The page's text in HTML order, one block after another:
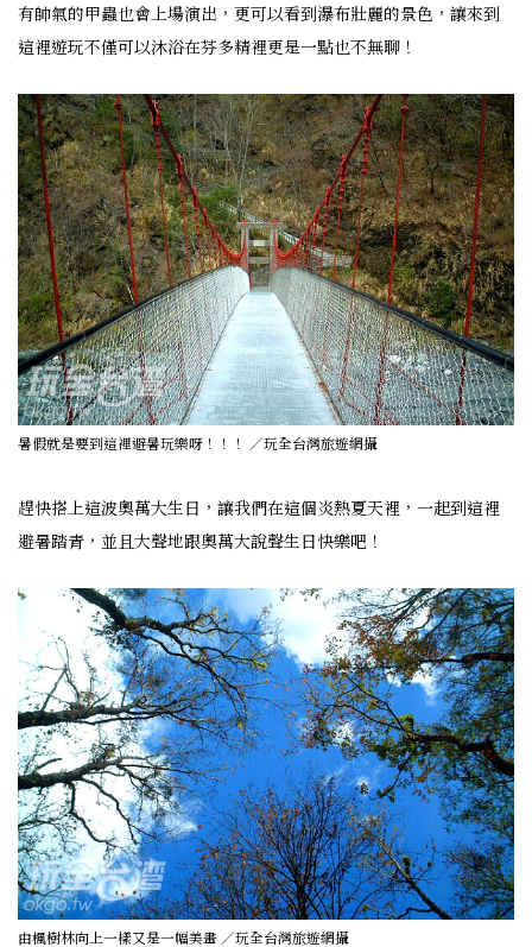
有帥氣的甲蟲也會上場演出，更可以看到瀑布壯麗的景色，讓來到
這裡遊玩不僅可以沐浴在芬多精裡更是一點也不無聊！
暑假就是要到這裡避暑玩樂呀！！！ ／玩全台灣旅遊網攝
趕快搭上這波奧萬大生日，讓我們在這個炎熱夏天裡，一起到這裡
避暑踏青，並且大聲地跟奧萬大說聲生日快樂吧！
由楓樹林向上一樣又是一幅美畫 ／玩全台灣旅遊網攝